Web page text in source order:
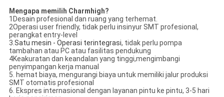
Mengapa memilih Charmhigh?
1Desain profesional dan ruang yang terhemat.
2Operasi user friendly, tidak perlu insinyur SMT profesional,
perangkat entry-level
3.Satu mesin - Operasi terintegrasi, tidak perlu pompa
tambahan atau PC atau fasilitas pendukung
4Keakuratan dan keandalan yang tinggi,mengimbangi
penyimpangan kerja manual
5. hemat biaya, mengurangi biaya untuk memiliki jalur produksi
SMT otomatis profesional
6. Ekspres internasional dengan layanan pintu ke pintu, 3-5 hari